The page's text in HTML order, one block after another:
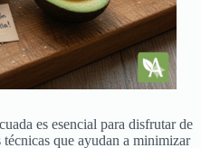
es esencial para disfrutar de
que ayudan a minimizar